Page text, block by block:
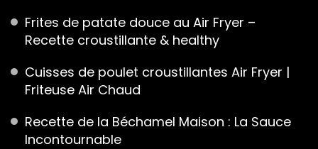
Frites de patate douce au Air Fryer –
Recette croustillante & healthy
Cuisses de poulet croustillantes Air Fryer |
Friteuse Air Chaud
Recette de la Béchamel Maison : La Sauce
Incontournable